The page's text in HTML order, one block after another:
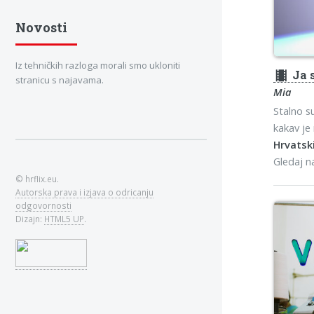
theaters Ja
Mia
Stalno
kakav
Gledaj
Novosti
Iz tehničkih razloga morali smo ukloniti
stranicu s najavama.
© hrflix.eu.
Autorska prava i izjava o odricanju
odgovornosti
Dizajn: HTML5 UP.